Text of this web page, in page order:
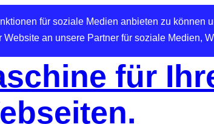
für soziale Medien anbieten zu können
an unsere Partner für soziale Medien,
für